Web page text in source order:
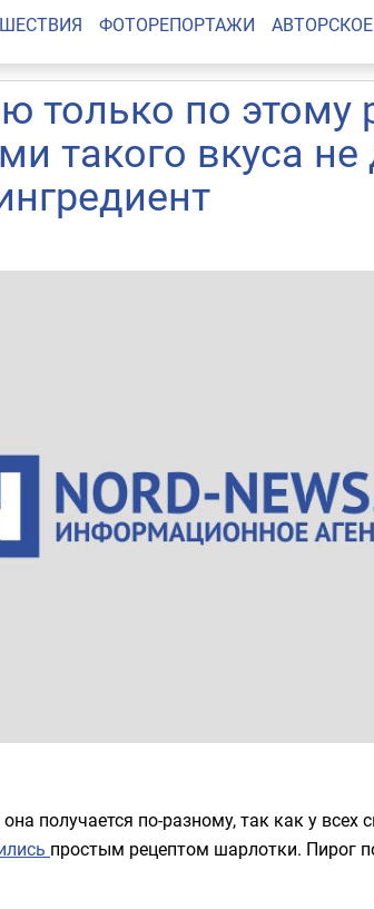
ФОТОРЕПОРТАЖИ АВТОРСКОЕ
только по этому
такого вкуса
получается по-разному, так как у
простым рецептом шарлотки. Пирог